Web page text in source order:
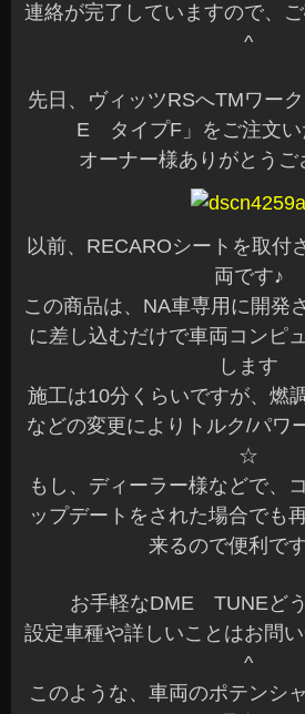
連絡が完了していますので、
^
先日、ヴィッツRSへTMワー
E タイプF」をご注文い
オーナー様ありがとうご
以前、RECAROシートを取付
両です♪
この商品は、NA車専用に開発
に差し込むだけで車両コンピ
します
施工は10分くらいですが、燃
などの変更によりトルク/パワ
☆
もし、ディーラー様などで、
ップデートをされた場合でも
来るので便利で
お手軽なDME TUNEど
設定車種や詳しいことはお問
^
このような、車両のポテンシ